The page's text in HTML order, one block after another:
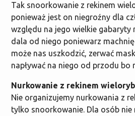
Tak snoorkowanie z rekinem
ponieważ jest on niegroźny dla
względu na jego wielkie gabaryty
dala od niego poniewarz
może nas uszkodzić, zerwać
napływać na niego od przodu bo
Nurkowanie z rekinem
Nie organizujemy nurkowania z
tylko snoorkowanie. Dla osób nie